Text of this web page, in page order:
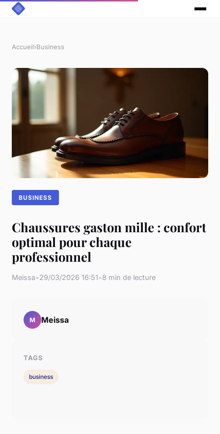
Accueil›Business
BUSINESS
Chaussures gaston mille : confort
optimal pour chaque
professionnel
Meissa•29/03/2026 16:51•8 min de lecture
M Meissa
TAGS
business